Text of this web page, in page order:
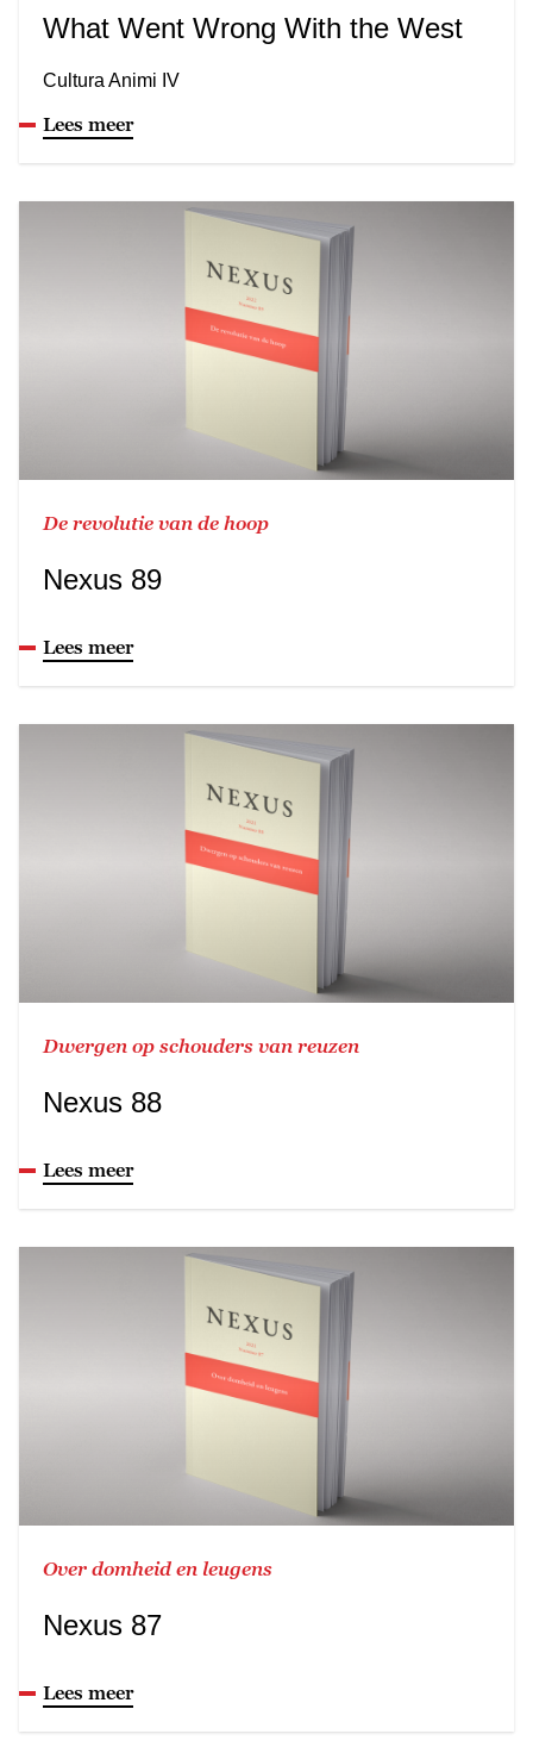
What Went Wrong With the West
Cultura Animi IV
Lees meer
De revolutie van de hoop
Nexus 89
Lees meer
Dwergen op schouders van reuzen
Nexus 88
Lees meer
Over domheid en leugens
Nexus 87
Lees meer